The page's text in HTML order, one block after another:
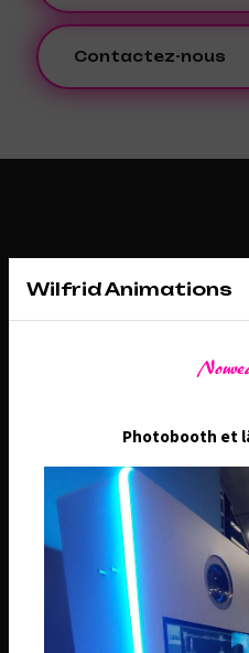
Wilfrid Animations
Photobooth et
Contactez-nous
06 74